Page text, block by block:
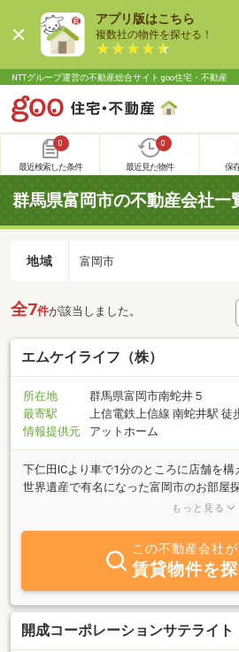
アプリ版はこちら
複数社の物件を探せる！
NTTグループ運営の不動産総合サイト goo住宅・不動産
0
最近検索した条件
0
最近見た物件 保
群馬県富岡市の不動産会社一
地域 富岡市
全7件が該当しました。
エムケイライフ（株）
所在地
群馬県富岡市南蛇井５
最寄駅
上信電鉄上信線 南蛇井駅 徒
情報提供元
アットホーム
下仁田ICより車で1分のところに店舗を
世界遺産で有名になった富岡市のお部屋
ます。地域密着ですので、貴方にピッタ
ペットＯＫなどのご紹介や、店舗・事務
報を取り揃えております。貸す方も借り
イライフへ☆空室状況の確認は070-4233-
もっと見る
この不動産会社
賃貸物件を
開成コーポレーションサテライト